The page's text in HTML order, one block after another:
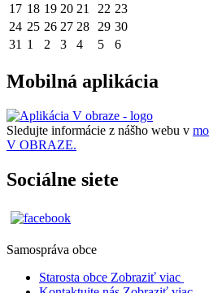
17 18 19 20 21 22 23
24 25 26 27 28 29 30
31 1 2 3 4 5 6
Mobilná aplikácia
Sledujte informácie z nášho webu v
V OBRAZE.
Sociálne siete
Samospráva obce
Starosta obce Zobraziť viac